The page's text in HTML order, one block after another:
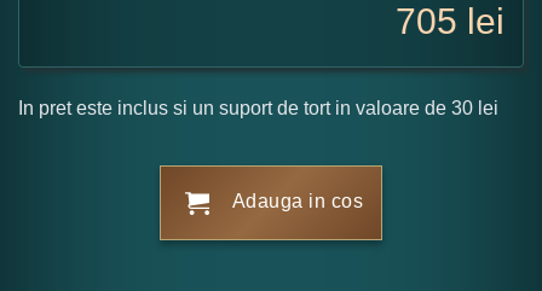
705 lei
In pret este inclus si un suport de tort in valoare de 30 lei
Adauga in cos